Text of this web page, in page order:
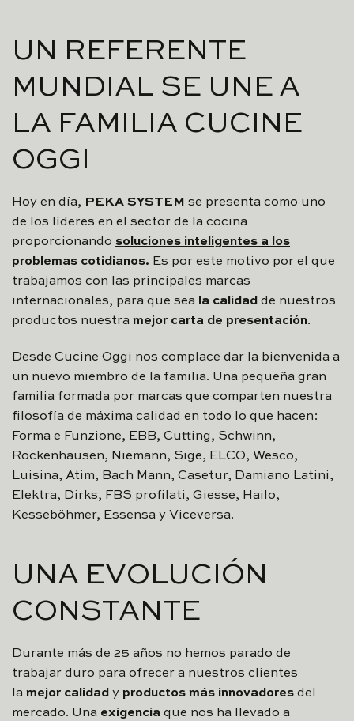
UN REFERENTE
MUNDIAL SE UNE A
LA FAMILIA CUCINE
OGGI
Hoy en día, PEKA SYSTEM se presenta como uno
de los líderes en el sector de la cocina
proporcionando soluciones inteligentes a los
problemas cotidianos. Es por este motivo por el que
trabajamos con las principales marcas
internacionales, para que sea la calidad de nuestros
productos nuestra mejor carta de presentación.
Desde Cucine Oggi nos complace dar la bienvenida a
un nuevo miembro de la familia. Una pequeña gran
familia formada por marcas que comparten nuestra
filosofía de máxima calidad en todo lo que hacen:
Forma e Funzione, EBB, Cutting, Schwinn,
Rockenhausen, Niemann, Sige, ELCO, Wesco,
Luisina, Atim, Bach Mann, Casetur, Damiano Latini,
Elektra, Dirks, FBS profilati, Giesse, Hailo,
Kesseböhmer, Essensa y Viceversa.
UNA EVOLUCIÓN
CONSTANTE
Durante más de 25 años no hemos parado de
trabajar duro para ofrecer a nuestros clientes
la mejor calidad y productos más innovadores del
mercado. Una exigencia que nos ha llevado a